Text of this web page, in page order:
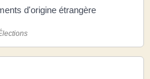
d'origine étrangère